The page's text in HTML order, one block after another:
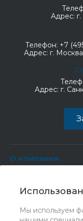
Мы используем
Адрес:
Телефон: +7
Адрес: г.
Адрес: г.
О компании
Услуги